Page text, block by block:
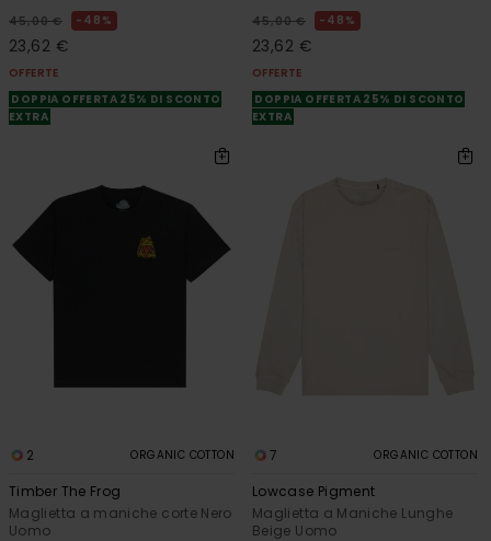
45,00 € 48%
23,62 €
OFFERTE
DOPPIA OFFERTA 25% DI SCONTO
EXTRA
45,00 € 48%
23,62 €
OFFERTE
DOPPIA OFFERTA 25% DI SCONTO
EXTRA
2 ORGANIC COTTON
Timber The Frog
Maglietta a maniche corte Nero
Uomo
7 ORGANIC COTTON
Lowcase Pigment
Maglietta a Maniche Lunghe
Beige Uomo